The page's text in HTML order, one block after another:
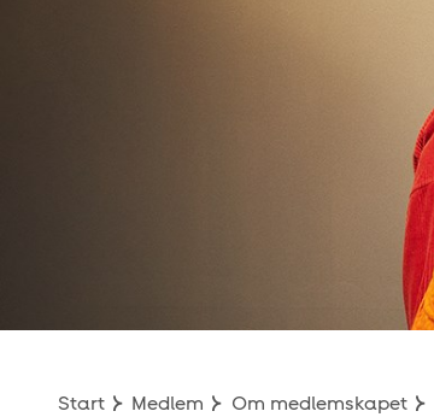
Start Medlem Om medlemskapet